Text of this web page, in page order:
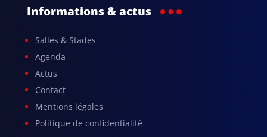
Informations & actus
Salles & Stades
Agenda
Actus
Contact
Mentions légales
Politique de confidentialité